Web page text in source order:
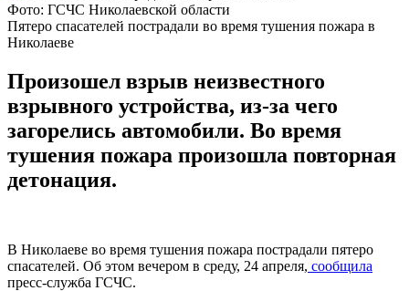
Фото: ГСЧС Николаевской области
Пятеро спасателей пострадали во время тушения пожара в
Николаеве
Произошел взрыв неизвестного
взрывного устройства, из-за чего
загорелись автомобили. Во время
тушения пожара произошла повторная
детонация.
В Николаеве во время тушения пожара пострадали пятеро
спасателей. Об этом вечером в среду, 24 апреля, сообщила
пресс-служба ГСЧС.